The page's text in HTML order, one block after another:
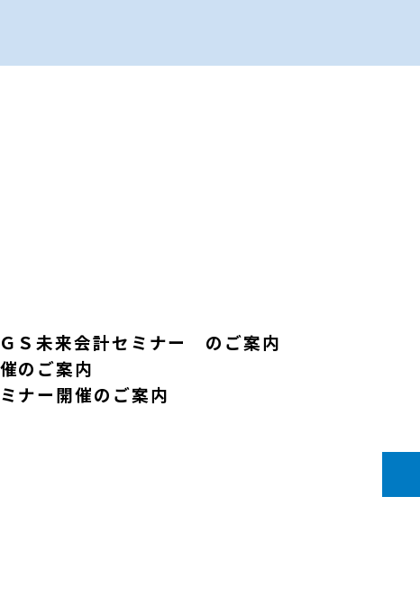
Ｓ未来会計セミナー のご案内
のご案内
ナー開催のご案内